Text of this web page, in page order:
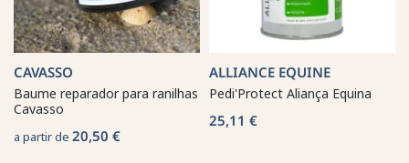
CAVASSO
Baume reparador para ranilhas
Cavasso
a partir de 20,50 €
ALLIANCE EQUINE
Pedi'Protect Aliança Equina
25,11 €